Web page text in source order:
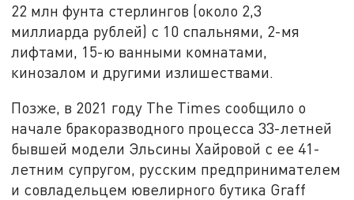
22 млн фунта стерлингов (около 2,3
миллиарда рублей) с 10 спальнями, 2-мя
лифтами, 15-ю ванными комнатами,
кинозалом и другими излишествами.
Позже, в 2021 году The Times сообщило о
начале бракоразводного процесса 33-летней
бывшей модели Эльсины Хайровой с ее 41-
летним супругом, русским предпринимателем
и совладельцем ювелирного бутика Graff